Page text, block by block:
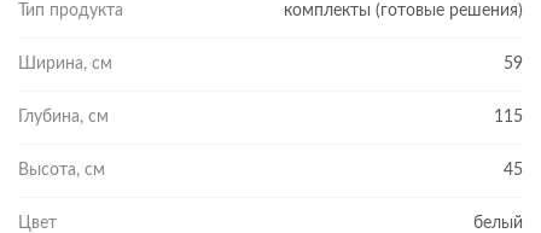
Тип продукта комплекты (готовые решения)
Ширина, см 59
Глубина, см 115
Высота, см 45
Цвет белый